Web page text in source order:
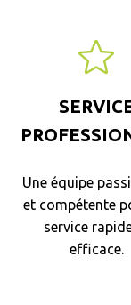
Une équipe
et compétente
service
efficace.